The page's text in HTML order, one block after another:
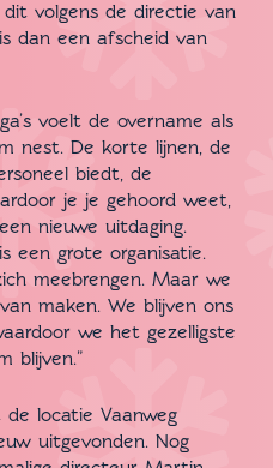
volgens de directie van
dan een afscheid van
voelt de overname als
nest. De korte lijnen, de
biedt, de
je je gehoord weet,
nieuwe uitdaging.
een grote organisatie.
meebrengen. Maar we
maken. We blijven ons
we het gezelligste
blijven.”
locatie Vaanweg
uitgevonden. Nog